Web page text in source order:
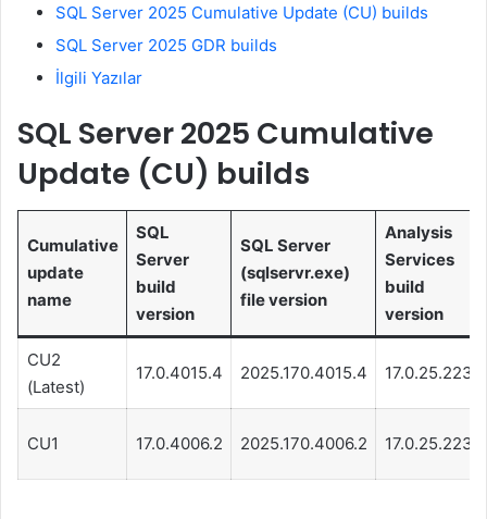
SQL Server 2025 Cumulative Update (CU) builds
SQL Server 2025 GDR builds
İlgili Yazılar
SQL Server 2025 Cumulative
Update (CU) builds
Cumulative
update
name
SQL
Server
build
version
SQL Server
(sqlservr.exe)
file version
Analysis
Services
build
version
CU2
(Latest)
17.0.4015.4 2025.170.4015.4 17.0.25.223
CU1 17.0.4006.2 2025.170.4006.2 17.0.25.223